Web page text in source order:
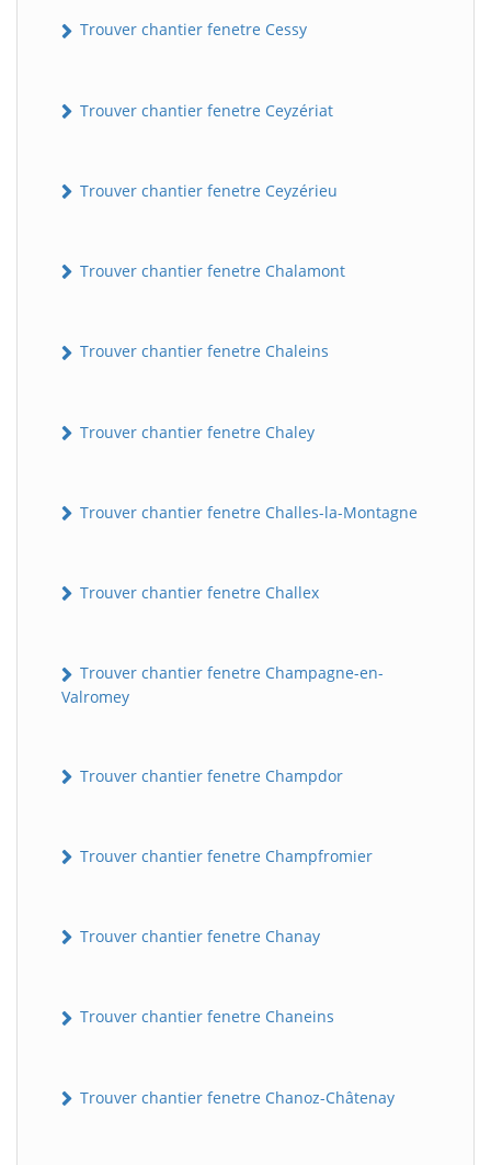
Trouver chantier fenetre Cessy
Trouver chantier fenetre Ceyzériat
Trouver chantier fenetre Ceyzérieu
Trouver chantier fenetre Chalamont
Trouver chantier fenetre Chaleins
Trouver chantier fenetre Chaley
Trouver chantier fenetre Challes-la-Montagne
Trouver chantier fenetre Challex
Trouver chantier fenetre Champagne-en-
Valromey
Trouver chantier fenetre Champdor
Trouver chantier fenetre Champfromier
Trouver chantier fenetre Chanay
Trouver chantier fenetre Chaneins
Trouver chantier fenetre Chanoz-Châtenay